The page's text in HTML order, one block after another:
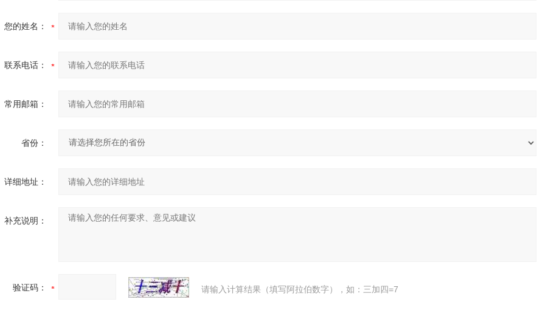
您的姓名：
联系电话：
常用邮箱：
省份：
详细地址：
补充说明：
验证码： 请输入计算结果（填写阿拉伯数字），如：三加四=7